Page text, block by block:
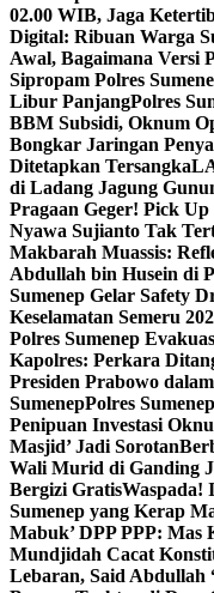
02.00 WIB, Jaga
Digital: Ribuan Warga
Awal, Bagaimana Versi
Sipropam Polres
Libur PanjangPolres
BBM Subsidi, Oknum
Bongkar Jaringan
Ditetapkan Tersangka
di Ladang Jagung
Pragaan Geger! Pick
Nyawa Sujianto Tak
Makbarah Muassis:
Abdullah bin Husein di
Sumenep Gelar Safety
Keselamatan Semeru
Polres Sumenep
Kapolres: Perkara
Presiden Prabowo
SumenepPolres
Penipuan Investasi
Masjid’ Jadi Sorotan
Wali Murid di Ganding
Bergizi GratisWaspada!
Sumenep yang Kerap
Mabuk’ DPP PPP: Mas
Mundjidah Cacat
Lebaran, Said Abdullah